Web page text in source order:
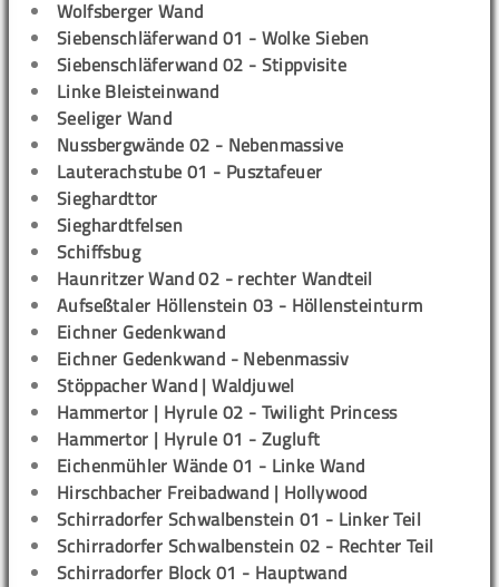
Wolfsberger Wand
Siebenschläferwand 01 - Wolke Sieben
Siebenschläferwand 02 - Stippvisite
Linke Bleisteinwand
Seeliger Wand
Nussbergwände 02 - Nebenmassive
Lauterachstube 01 - Pusztafeuer
Sieghardttor
Sieghardtfelsen
Schiffsbug
Haunritzer Wand 02 - rechter Wandteil
Aufseßtaler Höllenstein 03 - Höllensteinturm
Eichner Gedenkwand
Eichner Gedenkwand - Nebenmassiv
Stöppacher Wand | Waldjuwel
Hammertor | Hyrule 02 - Twilight Princess
Hammertor | Hyrule 01 - Zugluft
Eichenmühler Wände 01 - Linke Wand
Hirschbacher Freibadwand | Hollywood
Schirradorfer Schwalbenstein 01 - Linker Teil
Schirradorfer Schwalbenstein 02 - Rechter Teil
Schirradorfer Block 01 - Hauptwand